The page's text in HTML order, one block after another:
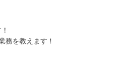
務を教えます！